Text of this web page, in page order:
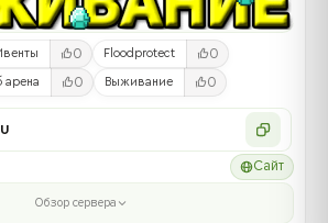
0 Floodprotect 0
арена 0 Выживание 0
Сайт
Обзор сервера